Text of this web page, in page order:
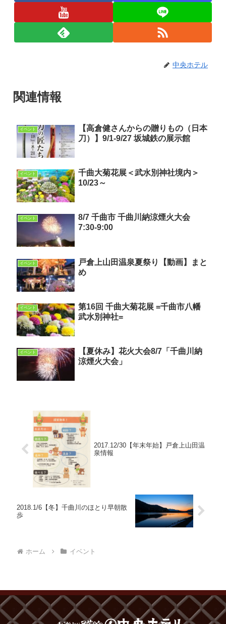
中央ホテル
関連情報
イベント
【高倉健さんからの贈りもの（日本
刀）】9/1-9/27 坂城鉄の展示館
イベント
千曲大菊花展＜武水別神社境内＞
10/23～
イベント
8/7 千曲市 千曲川納涼煙火大会
7:30-9:00
イベント
戸倉上山田温泉夏祭り【動画】まと
め
イベント
第16回 千曲大菊花展 =千曲市八幡
武水別神社=
イベント
【夏休み】花火大会8/7「千曲川納
涼煙火大会」
2017.12/30【年末年始】戸倉上山田温
泉情報
2018.1/6【冬】千曲川のほとり早朝散
歩
ホーム イベント